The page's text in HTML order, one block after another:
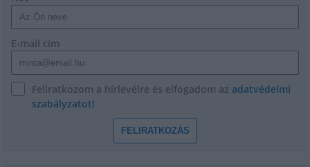
E-mail cím
Feliratkozom a hírlevélre és elfogadom az adatvédelmi
szabályzatot!
FELIRATKOZÁS